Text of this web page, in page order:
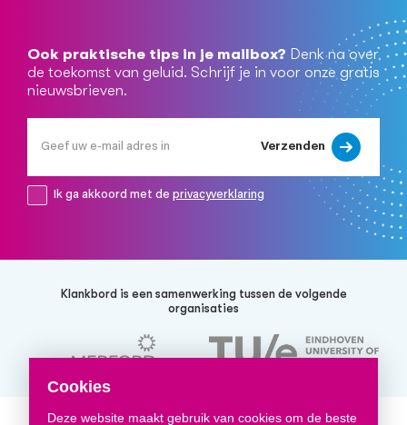
Cookies
Deze website maakt gebruik van cookies om de beste
Ook praktische tips in je mailbox? Denk na over
de toekomst van geluid. Schrijf je in voor onze gratis
nieuwsbrieven.
Verzenden
Ik ga akkoord met de privacyverklaring
Klankbord is een samenwerking tussen de volgende
organisaties